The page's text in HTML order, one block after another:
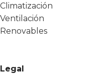
Climatización
Ventilación
Renovables
Legal